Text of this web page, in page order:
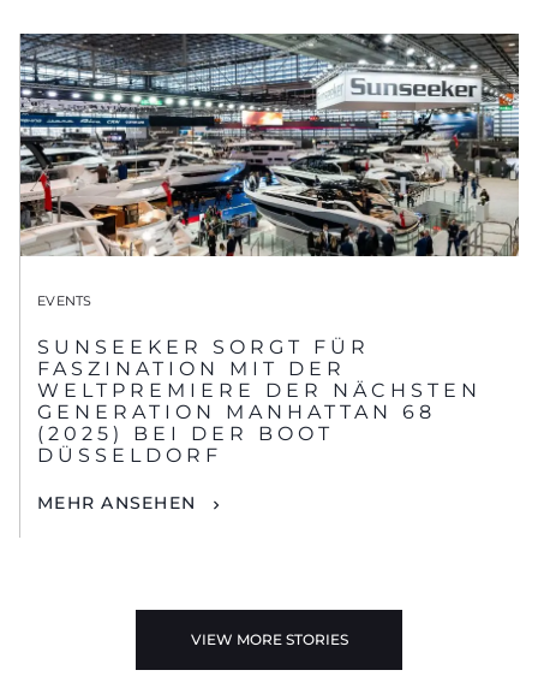
EVENTS
SUNSEEKER SORGT FÜR
FASZINATION MIT DER
WELTPREMIERE DER NÄCHSTEN
GENERATION MANHATTAN 68
(2025) BEI DER BOOT
DÜSSELDORF
MEHR ANSEHEN
VIEW MORE STORIES